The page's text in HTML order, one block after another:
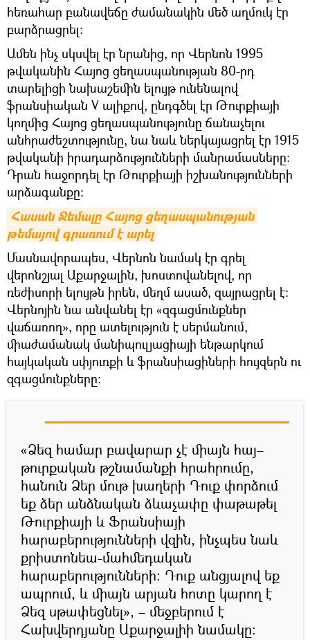
հեռահար բանավեճը ժամանակին մեծ աղմուկ էր
բարձրացրել։
Ամեն ինչ սկսվել էր նրանից, որ Վերնոն 1995
թվականին Հայոց ցեղասպանության 80-րդ
տարելիցի նախաշեմին ելույթ ունենալով
ֆրանսիական V ալիքով, ընդգծել էր Թուրքիայի
կողմից Հայոց ցեղասպանությունը ճանաչելու
անհրաժեշտությունը, նա նաև ներկայացրել էր 1915
թվականի իրադարձությունների մանրամասները։
Դրան հաջորդել էր Թուրքիայի իշխանությունների
արձագանքը։
Հասան Ջեմալը Հայոց ցեղասպանության
թեմայով գրառում է արել
Մասնավորապես, Վերնոն նամակ էր գրել
վերոնշյալ Աքարջալին, խոստովանելով, որ
ռեժիսորի ելույթն իրեն, մեղմ ասած, զայրացրել է։
Վերնոյին նա անվանել էր «զգացմունքներ
վաճառող», որը ատելություն է սերմանում,
միաժամանակ մանիպուլյացիայի ենթարկում
հայկական սփյուռքի և ֆրանսիացիների հույզերն ու
զգացմունքները։
«Ձեզ համար բավարար չէ միայն հայ–
թուրքական թշնամանքի հրահրումը,
հանուն Ձեր մութ խաղերի Դուք փորձում
եք ձեր անձնական ձևաչափը փաթաթել
Թուրքիայի և Ֆրանսիայի
հարաբերությունների վզին, ինչպես նաև
քրիստոնեա-մահմեդական
հարաբերությունների։ Դուք անցյալով եք
ապրում, և միայն արյան հոտը կարող է
Ձեզ սթափեցնել», – մեջբերում է
Հախվերդյանը Աքարջալիի նամակը։